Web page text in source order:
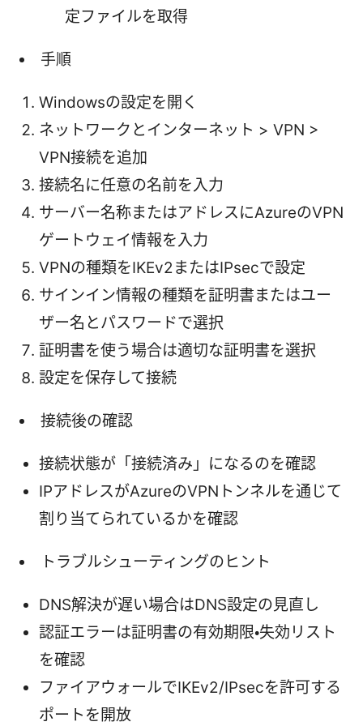
定ファイルを取得
手順
Windowsの設定を開く
ネットワークとインターネット > VPN >
VPN接続を追加
接続名に任意の名前を入力
サーバー名称またはアドレスにAzureのVPN
ゲートウェイ情報を入力
VPNの種類をIKEv2またはIPsecで設定
サインイン情報の種類を証明書またはユー
ザー名とパスワードで選択
証明書を使う場合は適切な証明書を選択
設定を保存して接続
接続後の確認
接続状態が「接続済み」になるのを確認
IPアドレスがAzureのVPNトンネルを通じて
割り当てられているかを確認
トラブルシューティングのヒント
DNS解決が遅い場合はDNS設定の見直し
認証エラーは証明書の有効期限・失効リスト
を確認
ファイアウォールでIKEv2/IPsecを許可する
ポートを開放